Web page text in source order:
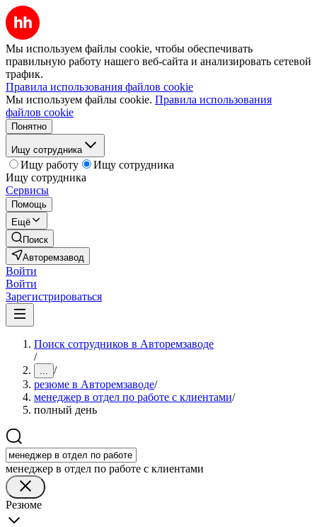
Мы используем файлы cookie, чтобы обеспечивать
правильную работу нашего веб-сайта и анализировать сетевой
трафик.
Правила использования файлов cookie
Мы используем файлы cookie. Правила использования
файлов cookie
Понятно
Ищу сотрудника
Ищу работу
Ищу сотрудника
Ищу сотрудника
Сервисы
Помощь
Ещё
Поиск
Авторемзавод
Войти
Войти
Зарегистрироваться
Поиск сотрудников в Авторемзаводе
/
... /
резюме в Авторемзаводе/
менеджер в отдел по работе с клиентами/
полный день
менеджер в отдел по работе с клиентами
Резюме